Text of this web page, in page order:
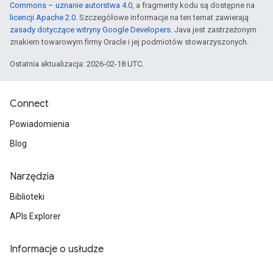
Commons – uznanie autorstwa 4.0, a fragmenty kodu są dostępne na
licencji Apache 2.0. Szczegółowe informacje na ten temat zawierają
zasady dotyczące witryny Google Developers. Java jest zastrzeżonym
znakiem towarowym firmy Oracle i jej podmiotów stowarzyszonych.
Ostatnia aktualizacja: 2026-02-18 UTC.
Connect
Powiadomienia
Blog
Narzędzia
Biblioteki
APIs Explorer
Informacje o usłudze